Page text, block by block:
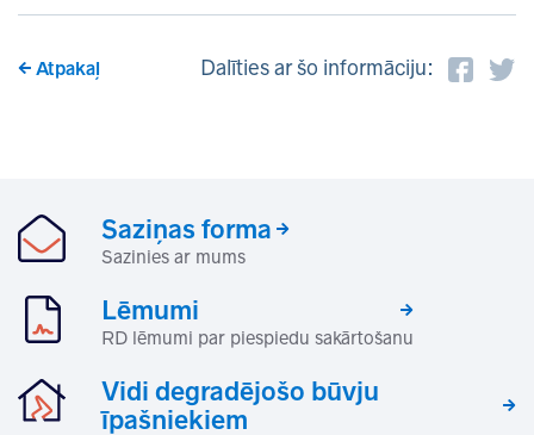
Atpakaļ Dalīties ar šo informāciju:
Saziņas forma
Sazinies ar mums
Lēmumi
RD lēmumi par piespiedu sakārtošanu
Vidi degradējošo būvju
īpašniekiem